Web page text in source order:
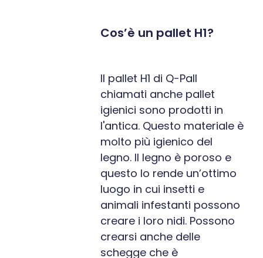
Cos’è un pallet H1?
Il pallet H1 di Q-Pall
chiamati anche pallet
igienici sono prodotti in
l'antica. Questo materiale è
molto più igienico del
legno. Il legno è poroso e
questo lo rende un’ottimo
luogo in cui insetti e
animali infestanti possono
creare i loro nidi. Possono
crearsi anche delle
schegge che è